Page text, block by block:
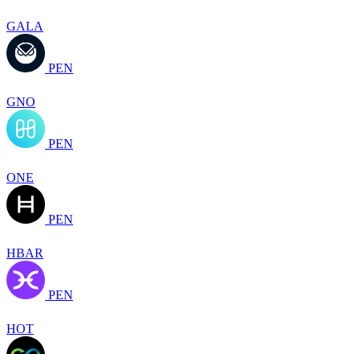
GALA
PEN
GNO
PEN
ONE
PEN
HBAR
PEN
HOT